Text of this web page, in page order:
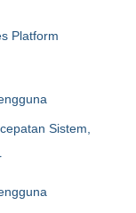
Platform
Sistem,